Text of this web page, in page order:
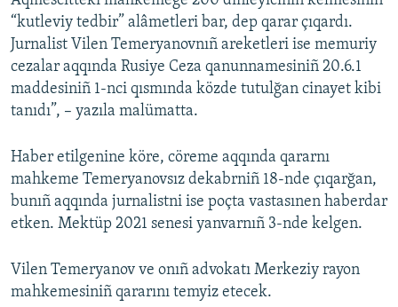
“kutleviy tedbir” alâmetleri bar, dep qarar çıqardı.
Jurnalist Vilen Temeryanovnıñ areketleri ise memuriy
cezalar aqqında Rusiye Ceza qanunnamesiniñ 20.6.1
maddesiniñ 1-nci qısmında közde tutulğan cinayet kibi
tanıdı”, – yazıla malümatta.
Haber etilgenine köre, cöreme aqqında qararnı
mahkeme Temeryanovsız dekabrniñ 18-nde çıqarğan,
bunıñ aqqında jurnalistni ise poçta vastasınen haberdar
etken. Mektüp 2021 senesi yanvarnıñ 3-nde kelgen.
Vilen Temeryanov ve onıñ advokatı Merkeziy rayon
mahkemesiniñ qararını temyiz etecek.